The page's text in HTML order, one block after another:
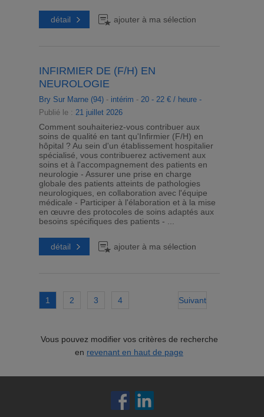
détail ajouter à ma sélection
INFIRMIER DE (F/H) EN
NEUROLOGIE
Bry Sur Marne (94)- intérim - 20 - 22 € / heure -
Publié le : 21 juillet 2026
Comment souhaiteriez-vous contribuer aux
soins de qualité en tant qu'Infirmier (F/H) en
hôpital ? Au sein d'un établissement hospitalier
spécialisé, vous contribuerez activement aux
soins et à l'accompagnement des patients en
neurologie - Assurer une prise en charge
globale des patients atteints de pathologies
neurologiques, en collaboration avec l'équipe
médicale - Participer à l'élaboration et à la mise
en œuvre des protocoles de soins adaptés aux
besoins spécifiques des patients - ...
détail ajouter à ma sélection
1 2 3 4 Suivant
Vous pouvez modifier vos critères de recherche
en revenant en haut de page